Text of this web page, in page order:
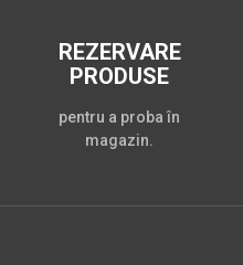
REZERVARE
PRODUSE
pentru a proba în
magazin.